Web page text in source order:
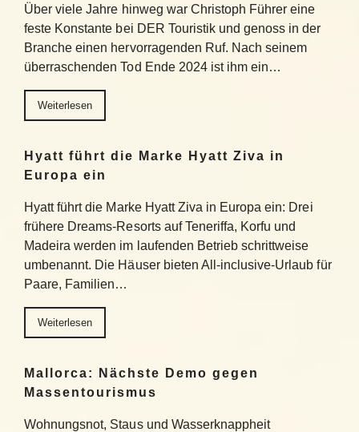
Über viele Jahre hinweg war Christoph Führer eine
feste Konstante bei DER Touristik und genoss in der
Branche einen hervorragenden Ruf. Nach seinem
überraschenden Tod Ende 2024 ist ihm ein…
Weiterlesen
Hyatt führt die Marke Hyatt Ziva in
Europa ein
Hyatt führt die Marke Hyatt Ziva in Europa ein: Drei
frühere Dreams-Resorts auf Teneriffa, Korfu und
Madeira werden im laufenden Betrieb schrittweise
umbenannt. Die Häuser bieten All-inclusive-Urlaub für
Paare, Familien…
Weiterlesen
Mallorca: Nächste Demo gegen
Massentourismus
Wohnungsnot, Staus und Wasserknappheit